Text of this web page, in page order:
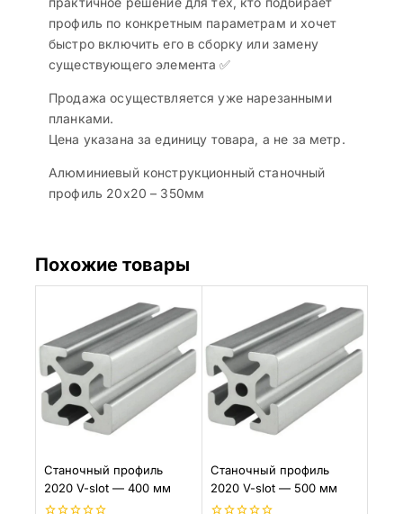
профиль по конкретным параметрам и хочет
быстро включить его в сборку или замену
существующего элемента ✅
Продажа осуществляется уже нарезанными
планками.
Цена указана за единицу товара, а не за метр.
Алюминиевый конструкционный станочный
профиль 20х20 – 350мм
Похожие товары
Станочный профиль
2020 V-slot — 400 мм
Станочный профиль
2020 V-slot — 500 мм